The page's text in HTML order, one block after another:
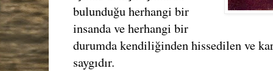
bulunduğu herhangi bir
insanda ve herhangi bir
durumda kendiliğinden hissedilen ve
saygıdır.